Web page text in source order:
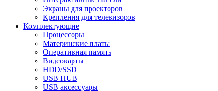
Экраны для проекторов
Крепления для телевизоров
Комплектующие
Процессоры
Материнские платы
Оперативная память
Видеокарты
HDD/SSD
USB HUB
USB аксессуары